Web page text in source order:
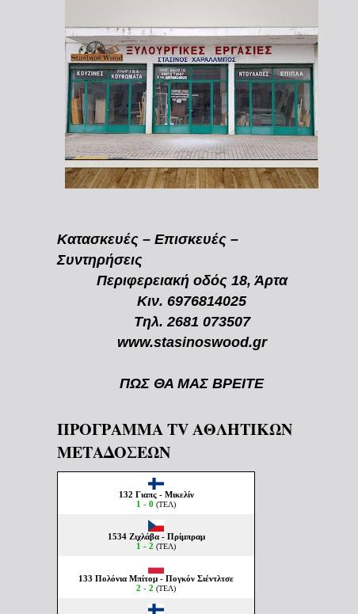
Κατασκευές – Επισκευές –
Συντηρήσεις
Περιφερειακή οδός 18, Άρτα
Κιν. 6976814025
Τηλ. 2681 073507
www.stasinoswood.gr
ΠΩΣ ΘΑ ΜΑΣ ΒΡΕΙΤΕ
ΠΡΟΓΡΑΜΜΑ TV ΑΘΛΗΤΙΚΩΝ
ΜΕΤΑΔΟΣΕΩΝ